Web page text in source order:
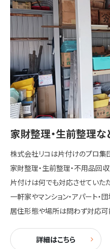
家財整理・生前整理
株式会社リコは片付けのプロ集
家財整理・生前整理・不用品回収
片付けは何でも対応させていただ
一軒家やマンション・アパート・団
居住形態や場所は問わず対応可
詳細はこちら